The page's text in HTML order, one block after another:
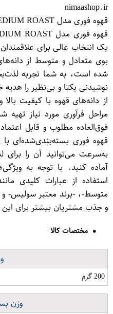
nimaashop.ir
قهوه فوری مدل MEDIUM ROAST مقدار 200 گرم برند سولیس
یک انتخاب عالی برای
بوی متعادل و متوسط از
شده است، به شما تجربه
نوشیدنی یکتا و بی‌نظیر را
از دانه‌های قهوه با کیفیت
مراحل فرآوری مورد نیاز
فوق‌العاده مطلوب و قابل
به‌سرعت می‌توانید آن را برای
آماده کنید. با توجه به
استفاده از عبارات کلیدی
و جذب مشتریان بیشتر برای
مختصات کالا
200 گرم
وزن